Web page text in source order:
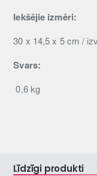
Iekšējie izmēri:
30 x 14,5 x 5 cm /
Svars:
0,6 kg
Līdzīgi produkti